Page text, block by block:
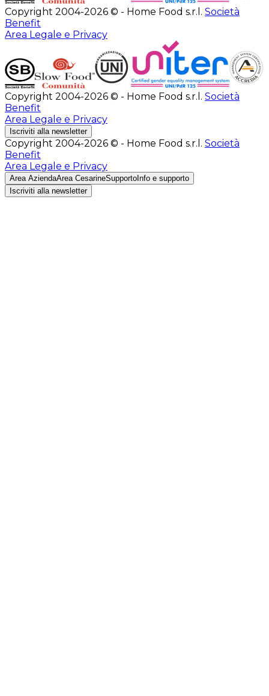
Copyright 2004-2026 © - Home Food s.r.l. Società
Benefit
Area Legale e Privacy
Copyright 2004-2026 © - Home Food s.r.l. Società
Benefit
Area Legale e Privacy
Iscriviti alla newsletter
Copyright 2004-2026 © - Home Food s.r.l. Società
Benefit
Area Legale e Privacy
Area AziendaArea CesarineSupporto Info e supporto
Iscriviti alla newsletter